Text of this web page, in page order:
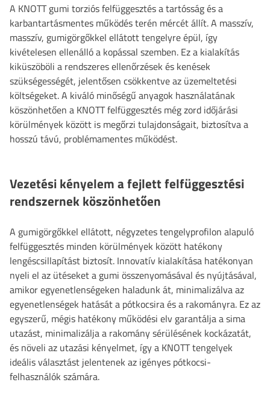
A KNOTT gumi torziós felfüggesztés a tartósság és a
karbantartásmentes működés terén mércét állít. A masszív,
masszív, gumigörgőkkel ellátott tengelyre épül, így
kivételesen ellenálló a kopással szemben. Ez a kialakítás
kiküszöböli a rendszeres ellenőrzések és kenések
szükségességét, jelentősen csökkentve az üzemeltetési
költségeket. A kiváló minőségű anyagok használatának
köszönhetően a KNOTT felfüggesztés még zord időjárási
körülmények között is megőrzi tulajdonságait, biztosítva a
hosszú távú, problémamentes működést.
Vezetési kényelem a fejlett felfüggesztési
rendszernek köszönhetően
A gumigörgőkkel ellátott, négyzetes tengelyprofilon alapuló
felfüggesztés minden körülmények között hatékony
lengéscsillapítást biztosít. Innovatív kialakítása hatékonyan
nyeli el az ütéseket a gumi összenyomásával és nyújtásával,
amikor egyenetlenségeken haladunk át, minimalizálva az
egyenetlenségek hatását a pótkocsira és a rakományra. Ez az
egyszerű, mégis hatékony működési elv garantálja a sima
utazást, minimalizálja a rakomány sérülésének kockázatát,
és növeli az utazási kényelmet, így a KNOTT tengelyek
ideális választást jelentenek az igényes pótkocsi-
felhasználók számára.